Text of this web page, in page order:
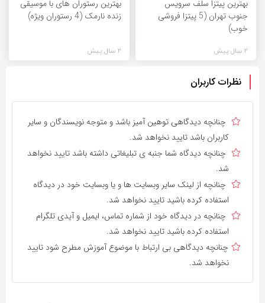
بهترین پیتزا سلف سرویس
جنوب تهران (5 پیتزا فروشی
خوب)
2 سال پیش
بهترین رستوران های با موسیقی
زنده نارمک (4 رستوران ویژه)
2 سال پیش
نظرات کاربران
چنانچه دیدگاهی توهین آمیز باشد و متوجه نویسندگان و سایر
کاربران باشد تایید نخواهد شد.
چنانچه دیدگاه شما جنبه ی تبلیغاتی داشته باشد تایید نخواهد
شد.
چنانچه از لینک سایر وبسایت ها و یا وبسایت خود در دیدگاه
استفاده کرده باشید تایید نخواهد شد.
چنانچه در دیدگاه خود از شماره تماس، ایمیل و آیدی تلگرام
استفاده کرده باشید تایید نخواهد شد.
چنانچه دیدگاهی بی ارتباط با موضوع آموزش مطرح شود تایید
نخواهد شد.